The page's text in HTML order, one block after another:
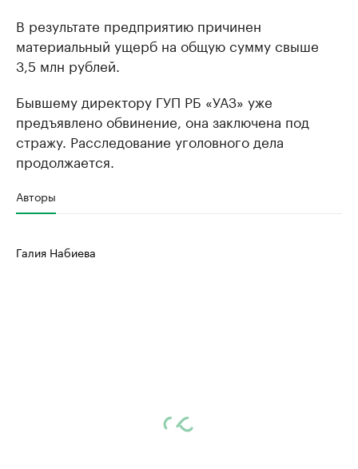
В результате предприятию причинен
материальный ущерб на общую сумму свыше
3,5 млн рублей.
Бывшему директору ГУП РБ «УАЗ» уже
предъявлено обвинение, она заключена под
стражу. Расследование уголовного дела
продолжается.
Авторы
Галия Набиева